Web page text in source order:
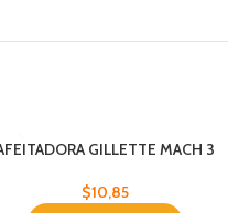
GILLETTE MACH 3
$10,85